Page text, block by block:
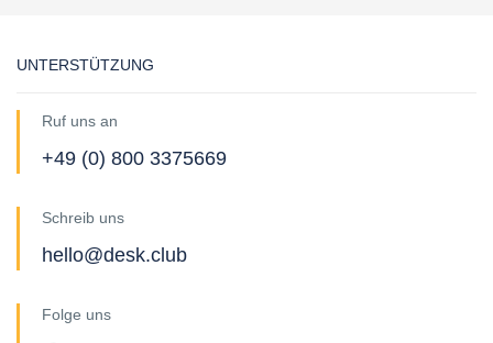
UNTERSTÜTZUNG
Ruf uns an
+49 (0) 800 3375669
Schreib uns
hello@desk.club
Folge uns